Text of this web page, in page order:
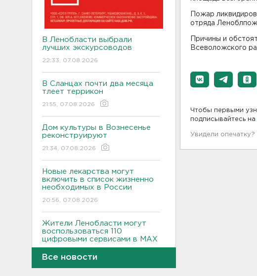
В Ленобласти выбрали
лучших экскурсоводов
22:33, 07.08.2026
В Сланцах почти два месяца
тлеет террикон
21:55, 07.08.2026
Дом культуры в Вознесенье
реконструируют
21:34, 07.08.2026
Новые лекарства могут
включить в список жизненно
необходимых в России
20:56, 07.08.2026
Жители Ленобласти могут
воспользоваться 110
цифровыми сервисами в МАХ
Все новости
Пожар
отряда
Причины и
Всеволожского
Чтобы первыми
подписывайтесь на
Увидели